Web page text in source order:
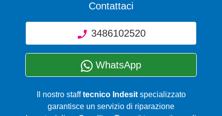
Contattaci
3486102520
WhatsApp
Il nostro stafftecnico Indesitspecializzato
garantisce un servizio di riparazione